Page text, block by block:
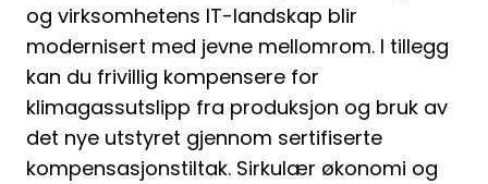
og virksomhetens IT-landskap blir
modernisert med jevne mellomrom. I tillegg
kan du frivillig kompensere for
klimagassutslipp fra produksjon og bruk av
det nye utstyret gjennom sertifiserte
kompensasjonstiltak. Sirkulær økonomi og